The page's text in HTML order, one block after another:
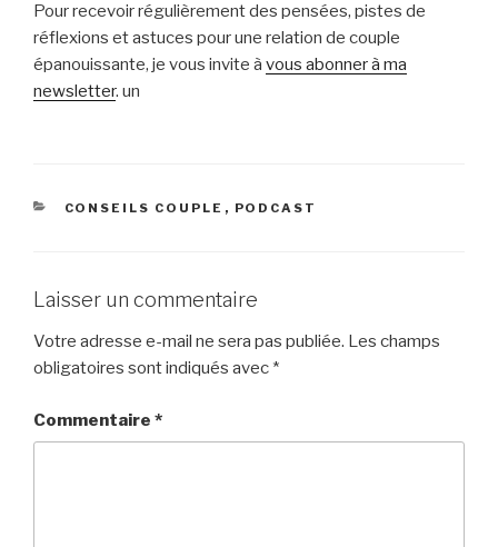
Pour recevoir régulièrement des pensées, pistes de
réflexions et astuces pour une relation de couple
épanouissante, je vous invite à vous abonner à ma
newsletter. un
CATÉGORIES
CONSEILS COUPLE , PODCAST
Laisser un commentaire
Votre adresse e-mail ne sera pas publiée. Les champs
obligatoires sont indiqués avec *
Commentaire *